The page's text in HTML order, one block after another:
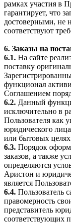
рамках участия в
гарантирует, что
достоверными, не
соответствуют
6. Заказы на
6.1. На сайте
поставку
функционал
Соглашением
6.2. Данный
исключительно в
Пользователя как
юридического
или бытовых целях
6.3. Порядок
заказов, а также
определяются
Аристон и
является
6.4. Пользователь
правомерность
представитель
соответствующих